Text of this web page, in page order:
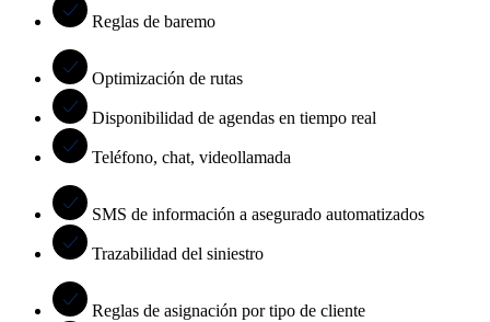
Reglas de baremo
Optimización de rutas
Disponibilidad de agendas en tiempo real
Teléfono, chat, videollamada
SMS de información a asegurado automatizados
Trazabilidad del siniestro
Reglas de asignación por tipo de cliente